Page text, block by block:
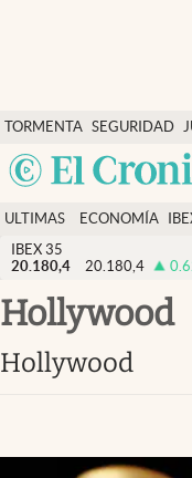
TORMENTA SEGURIDAD
SOCIAL
Economía y finanzas
Política
Actualidad
Criptomonedas
España
ULTIMAS
NOTICIAS
ECONOMÍA
FINANZAS
IBEX 35
20.180,4
20.180,4
Hollywood
Hollywood